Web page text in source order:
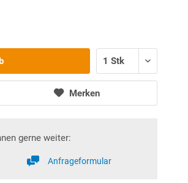
Merken
gerne weiter:
Anfrageformular